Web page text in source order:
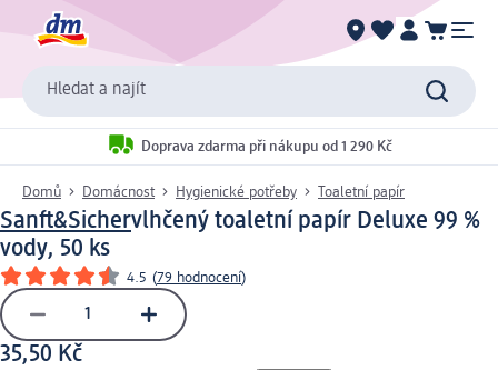
Hledat a najít
Doprava zdarma při nákupu od 1 290 Kč
Domů Domácnost Hygienické potřeby Toaletní papír
Sanft&Sichervlhčený toaletní papír Deluxe 99 %
vody, 50 ks
4.5 (79 hodnocení)
35,50 Kč